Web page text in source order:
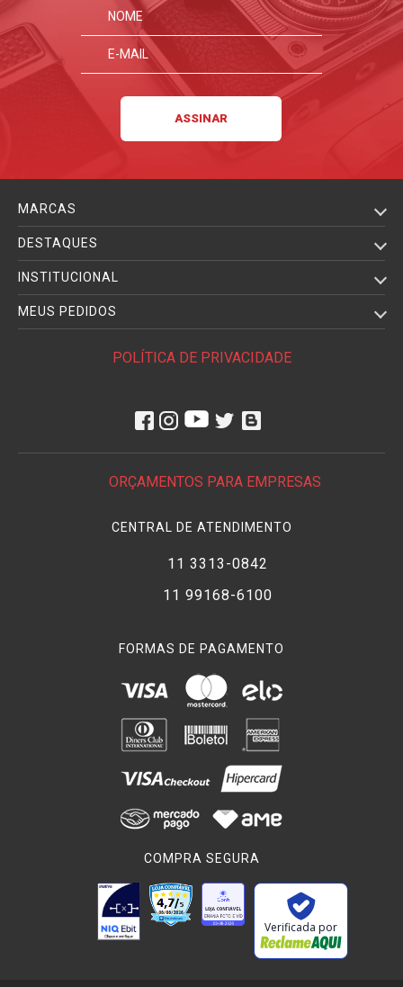
MARCAS
DESTAQUES
INSTITUCIONAL
MEUS PEDIDOS
POLÍTICA DE PRIVACIDADE
ORÇAMENTOS PARA EMPRESAS
CENTRAL DE ATENDIMENTO
11 3313-0842
11 99168-6100
FORMAS DE PAGAMENTO
COMPRA SEGURA
Verificada por